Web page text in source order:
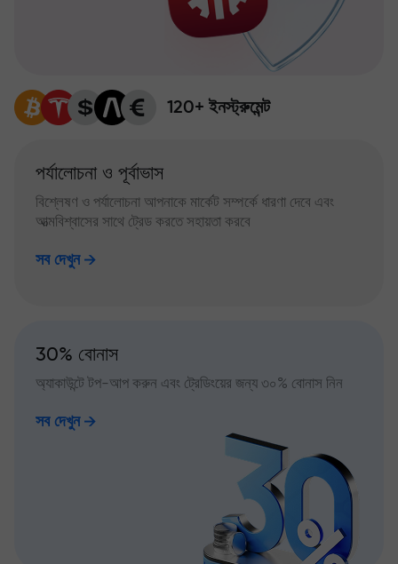
120+ ইনস্ট্রুমেন্ট
পর্যালোচনা ও পূর্বাভাস
বিশ্লেষণ ও পর্যালোচনা আপনাকে মার্কেট সম্পর্কে ধারণা দেবে এবং
আত্মবিশ্বাসের সাথে ট্রেড করতে সহায়তা করবে
সব দেখুন
30% বোনাস
অ্যাকাউন্টে টপ-আপ করুন এবং ট্রেডিংয়ের জন্য ৩০% বোনাস নিন
সব দেখুন